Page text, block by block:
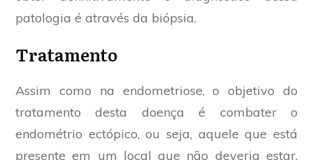
patologia é através da biópsia.
Tratamento
Assim como na endometriose, o objetivo do
tratamento desta doença é combater o
endométrio ectópico, ou seja, aquele que está
presente em um local que não deveria estar.